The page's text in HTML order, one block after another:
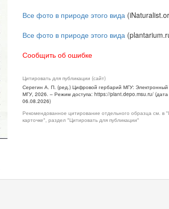
Все фото в природе этого вида
Все фото в природе этого вида
Сообщить об ошибке
Цитировать для публикации (сайт)
Серегин А. П. (ред.) Цифровой гербарий МГУ: Электронный
МГУ, 2026. – Режим доступа: https://plant.depo.msu.ru/
06.08.2026)
Рекомендованное цитирование отдельного образца см. в
карточке", раздел "Цитировать для публикации"